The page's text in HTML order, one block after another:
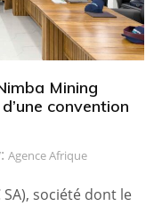
Mining
convention
Agence Afrique
société dont le